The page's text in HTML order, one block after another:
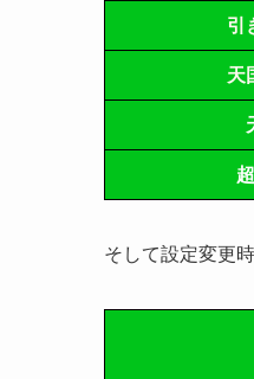
引
天
そして設定変更